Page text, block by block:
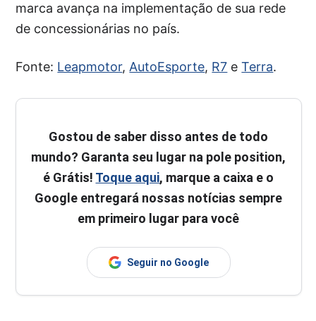
marca avança na implementação de sua rede
de concessionárias no país.
Fonte: Leapmotor, AutoEsporte, R7 eTerra.
Gostou de saber disso antes de todo
mundo? Garanta seu lugar na pole position,
é Grátis! Toque aqui, marque a caixa e o
Google entregará nossas notícias sempre
em primeiro lugar para você
Seguir no Google